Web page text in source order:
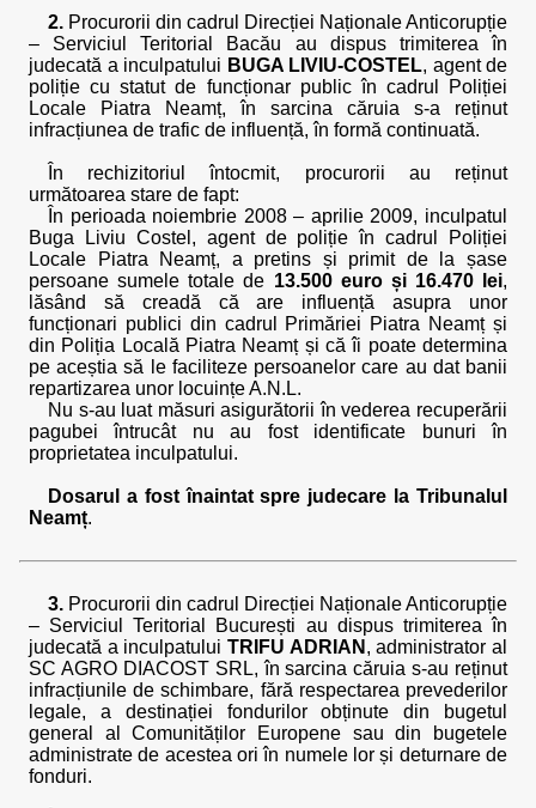
2. Procurorii din cadrul Direcției Naționale Anticorupție
– Serviciul Teritorial Bacău au dispus trimiterea în
judecată a inculpatului BUGA LIVIU-COSTEL, agent de
poliție cu statut de funcționar public în cadrul Poliției
Locale Piatra Neamț, în sarcina căruia s-a reținut
infracțiunea de trafic de influență, în formă continuată.
În rechizitoriul întocmit, procurorii au reținut
următoarea stare de fapt:
În perioada noiembrie 2008 – aprilie 2009, inculpatul
Buga Liviu Costel, agent de poliție în cadrul Poliției
Locale Piatra Neamț, a pretins și primit de la șase
persoane sumele totale de 13.500 euro și 16.470 lei,
lăsând să creadă că are influență asupra unor
funcționari publici din cadrul Primăriei Piatra Neamț și
din Poliția Locală Piatra Neamț și că îi poate determina
pe aceștia să le faciliteze persoanelor care au dat banii
repartizarea unor locuințe A.N.L.
Nu s-au luat măsuri asigurătorii în vederea recuperării
pagubei întrucât nu au fost identificate bunuri în
proprietatea inculpatului.
Dosarul a fost înaintat spre judecare la Tribunalul
Neamț.
3. Procurorii din cadrul Direcției Naționale Anticorupție
– Serviciul Teritorial București au dispus trimiterea în
judecată a inculpatului TRIFU ADRIAN , administrator al
SC AGRO DIACOST SRL, în sarcina căruia s-au reținut
infracțiunile de schimbare, fără respectarea prevederilor
legale, a destinației fondurilor obținute din bugetul
general al Comunităților Europene sau din bugetele
administrate de acestea ori în numele lor și deturnare de
fonduri.